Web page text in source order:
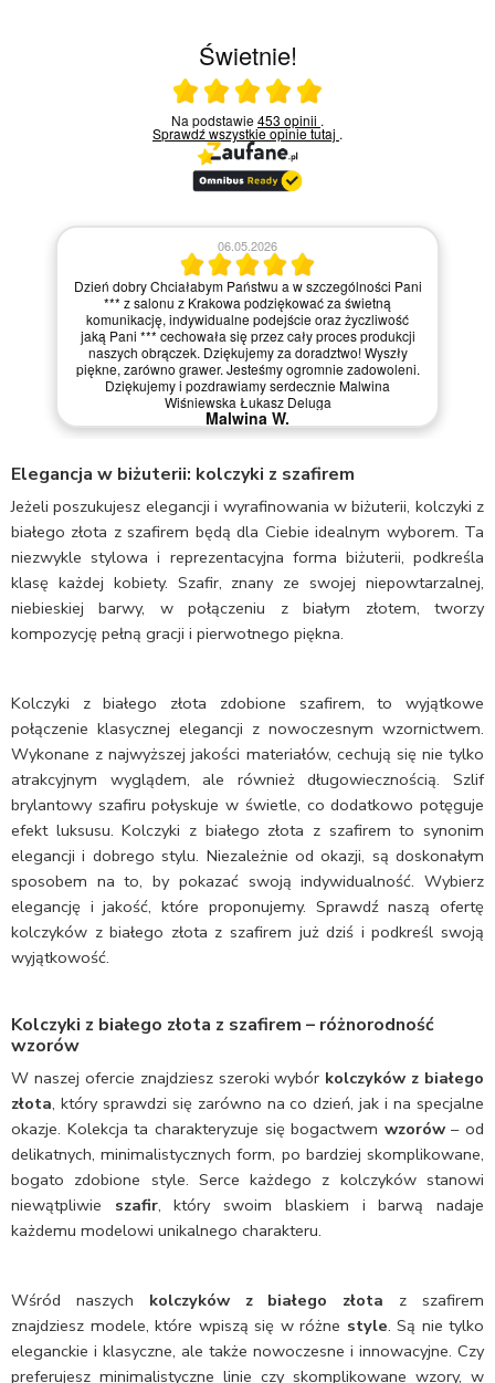
Świetnie!
Ocena średnia 5 na 5
Na podstawie453 opinii .
Sprawdź wszystkie opinietutaj .
06.05.2026
Dzień dobry Chciałabym Państwu a w szczególności Pani
*** z salonu z Krakowa podziękować za świetną
komunikację, indywidualne podejście oraz życzliwość
jaką Pani *** cechowała się przez cały proces produkcji
naszych obrączek. Dziękujemy za doradztwo! Wyszły
piękne, zarówno grawer. Jesteśmy ogromnie zadowoleni.
Dziękujemy i pozdrawiamy serdecznie Malwina
Wiśniewska Łukasz Deluga
Malwina W.
Elegancja w biżuterii: kolczyki z szafirem
Jeżeli poszukujesz elegancji i wyrafinowania w biżuterii, kolczyki z
białego złota z szafirem będą dla Ciebie idealnym wyborem. Ta
niezwykle stylowa i reprezentacyjna forma biżuterii, podkreśla
klasę każdej kobiety. Szafir, znany ze swojej niepowtarzalnej,
niebieskiej barwy, w połączeniu z białym złotem, tworzy
kompozycję pełną gracji i pierwotnego piękna.
Kolczyki z białego złota zdobione szafirem, to wyjątkowe
połączenie klasycznej elegancji z nowoczesnym wzornictwem.
Wykonane z najwyższej jakości materiałów, cechują się nie tylko
atrakcyjnym wyglądem, ale również długowiecznością. Szlif
brylantowy szafiru połyskuje w świetle, co dodatkowo potęguje
efekt luksusu. Kolczyki z białego złota z szafirem to synonim
elegancji i dobrego stylu. Niezależnie od okazji, są doskonałym
sposobem na to, by pokazać swoją indywidualność. Wybierz
elegancję i jakość, które proponujemy. Sprawdź naszą ofertę
kolczyków z białego złota z szafirem już dziś i podkreśl swoją
wyjątkowość.
Kolczyki z białego złota z szafirem – różnorodność
wzorów
W naszej ofercie znajdziesz szeroki wybór kolczyków z białego
złota, który sprawdzi się zarówno na co dzień, jak i na specjalne
okazje. Kolekcja ta charakteryzuje się bogactwem wzorów– od
delikatnych, minimalistycznych form, po bardziej skomplikowane,
bogato zdobione style. Serce każdego z kolczyków stanowi
niewątpliwie szafir, który swoim blaskiem i barwą nadaje
każdemu modelowi unikalnego charakteru.
Wśród naszych kolczyków z białego złota z szafirem
znajdziesz modele, które wpiszą się w różne style. Są nie tylko
eleganckie i klasyczne, ale także nowoczesne i innowacyjne. Czy
preferujesz minimalistyczne linie czy skomplikowane wzory, w